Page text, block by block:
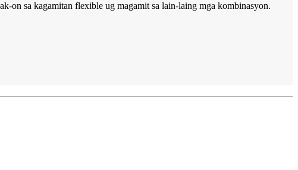
on sa kagamitan flexible ug magamit sa lain-laing mga kombinasyon.